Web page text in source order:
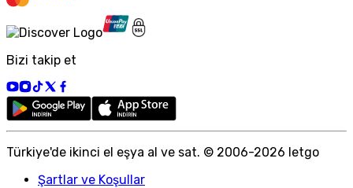
Bizi takip et
Türkiye'de ikinci el eşya al ve sat. © 2006-2026 letgo
Şartlar ve Koşullar